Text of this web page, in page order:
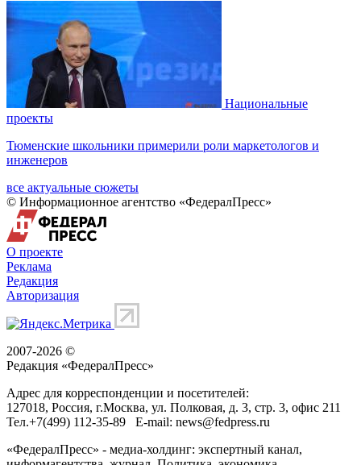
Национальные
проекты
Тюменские школьники примерили роли маркетологов и
инженеров
все актуальные сюжеты
© Информационное агентство «ФедералПресс»
О проекте
Реклама
Редакция
Авторизация
2007-2026 ©
Редакция «ФедералПресс»
Адрес для корреспонденции и посетителей:
127018, Россия, г.Москва, ул. Полковая, д. 3, стр. 3, офис 211
Тел.+7(499) 112-35-89 E-mail: news@fedpress.ru
«ФедералПресс» - медиа-холдинг: экспертный канал,